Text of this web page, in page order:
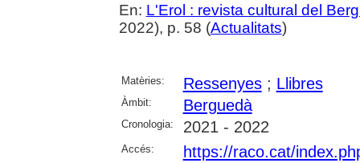
En: L'Erol : revista cultural del
2022), p. 58 (Actualitats)
Matèries: Ressenyes; Llibres
Àmbit: Berguedà
Cronologia: 2021 - 2022
Accés: https://raco.cat/